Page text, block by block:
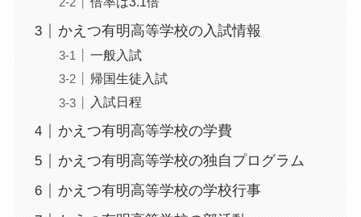
かえつ有明高等学校の入試情報
一般入試
帰国生徒入試
入試日程
かえつ有明高等学校の学費
かえつ有明高等学校の独自プログラム
かえつ有明高等学校の学校行事